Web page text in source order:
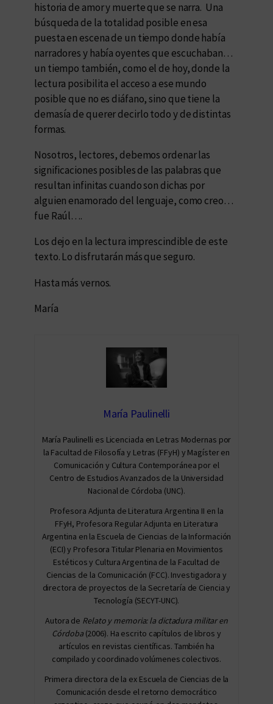
historia de amor y muerte que se narra. Una
búsqueda de la totalidad posible en esa
puesta en escena de un tiempo donde había
narradores y había oyentes que escuchaban…
un tiempo también, como el de hoy, donde la
lectura posibilita el acceso a ese mundo
posible que no es diáfano, sino que tiene la
demasía de querer decirlo todo y de distintas
formas.
Nosotros, lectores, debemos ordenar las
significaciones posibles de las palabras que
resultan infinitas cuando son dichas por
alguien enamorado del lenguaje, como creo…
fue Raúl….
Los dejo en la lectura imprescindible de este
texto. Lo disfrutarán más que seguro.
Hasta más vernos.
María
María Paulinelli
María Paulinelli es Licenciada en Letras Modernas por
la Facultad de Filosofía y Letras (FFyH) y Magíster en
Comunicación y Cultura Contemporánea por el
Centro de Estudios Avanzados de la Universidad
Nacional de Córdoba (UNC).
Profesora Adjunta de Literatura Argentina II en la
FFyH, Profesora Regular Adjunta en Literatura
Argentina en la Escuela de Ciencias de la Información
(ECI) y Profesora Titular Plenaria en Movimientos
Estéticos y Cultura Argentina de la Facultad de
Ciencias de la Comunicación (FCC). Investigadora y
directora de proyectos de la Secretaría de Ciencia y
Tecnología (SECYT-UNC).
Autora de Relato y memoria: la dictadura militar en
Córdoba (2006). Ha escrito capítulos de libros y
artículos en revistas científicas. También ha
compilado y coordinado volúmenes colectivos.
Primera directora de la ex Escuela de Ciencias de la
Comunicación desde el retorno democrático